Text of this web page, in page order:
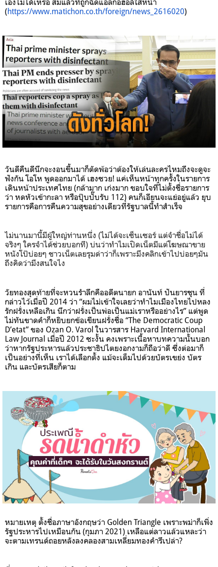
เองไม่ได้เหรอ สมแล้วที่ถูกฉีดแอลกอฮอล์ใส่หน้า
(https://www.matichon.co.th/foreign/news_2616020)
วันดีคืนดีนึกจะงอนขึ้นมาก็ตัดพ้อว่าต้องให้เล่นละครไหมถึงจะดูจะ
ฟังกัน โอโห พูดออกมาได้ เฮงซวย! แค่เห็นหน้าทุกครั้งในรายการ
เดินหน้าประเทศไทย (กล้ามาก เก่งมาก ขอบใจที่ไม่ตั้งชื่อรายการ
ว่า หดหัวเข้ากะลา หรือปุ๊บปั๊บรับ 112) คนก็เอียนจะแย่อยู่แล้ว ยุบ
รายการคือการคืนความสุขอย่างเดียวที่รัฐบาลนี้ทำสำเร็จ
ไม่นานมานี้มีผู้ใหญ่ท่านหนึ่ง (ไม่ได้จะเซ็นเซอร์ แต่จำชื่อไม่ได้
จริงๆ ใครจำได้ช่วยบอกที) บ่นว่าทำไมเปิดเน็ตมีแต่โฆษณาขาย
หนังโป๊บ่อยๆ ชาวเน็ตเลยรุมด่าว่าก็เพราะมึงคลิกเข้าไปบ่อยๆมัน
ถึงคิดว่ามึงสนใจไง
วัยทองสุดท้ายที่จะหวนรำลึกคืออดีตนายก อานันท์ ปันยารชุน ที่
กล่าวไว้เมื่อปี 2014 ว่า “ผมไม่เข้าใจเลยว่าทำไมเมืองไทยไปหลง
รักฝรั่งเหลือเกิน นึกว่าฝรั่งเป็นพ่อเป็นแม่เราหรืออย่างไร” แต่พูด
ไม่ทันขาดคำก็หยิบยกข้อเขียนฝรั่งชื่อ “The Democratic Coup
D’etat” ของ Ozan O. Varol ในวารสาร Harvard International
Law Journal เมื่อปี 2012 ซะงั้น คงเพราะเนื้อหาบทความนั้นบอก
ว่าหากรัฐประหารแล้วประชาธิปไตยงอกงามก็ถือว่าดี ซึ่งต่อมาก็
เป็นอย่างที่เห็น เราได้เลือกตั้ง แม้จะเต็มไปด้วยบัตรเขย่ง บัตร
เกิน และบัตรเสียก็ตาม
หมายเหตุ ตั้งชื่อภาษาอังกฤษว่า Golden Triangle เพราะพม่าก็เพิ่ง
รัฐประหารไปเหมือนกัน (กุมภา 2021) เหลือแต่ลาวแล้วแหละว่า
จะตามเทรนด์ถอยหลังลงคลองสามเหลี่ยมทองคำรึเปล่า?